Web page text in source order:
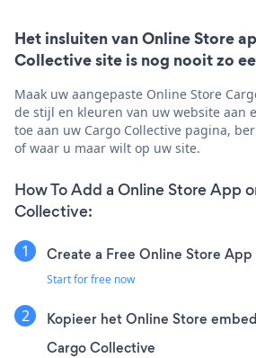
Het insluiten van Online Store
Collective site is nog nooit zo
Maak uw aangepaste Online Store
de stijl en kleuren van uw website aan
toe aan uw Cargo Collective pagina,
of waar u maar wilt op uw site.
How To Add a Online Store App
Collective:
Create a Free Online Store App
Start for free now
Kopieer het Online Store
Cargo Collective